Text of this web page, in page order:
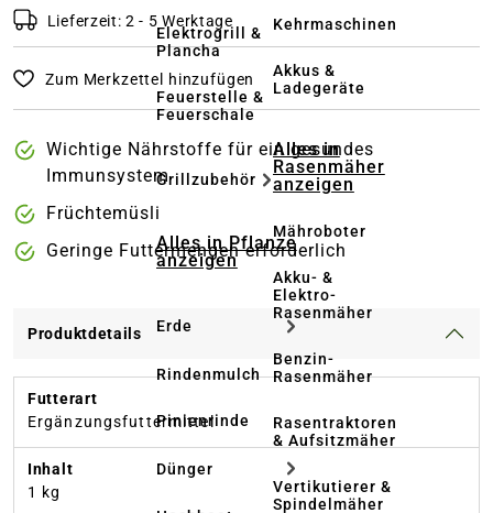
Elektrogrill &
Plancha
Feuerstelle &
Feuerschale
Grillzubehör
Alles in Pflanze
anzeigen
Erde
Rindenmulch
Pinienrinde
Dünger
Kehrmaschinen
Akkus &
Ladegeräte
Alles in
Rasenmäher
anzeigen
Mähroboter
Akku- &
Elektro-
Rasenmäher
Benzin-
Rasenmäher
Rasentraktoren
& Aufsitzmäher
Vertikutierer &
Spindelmäher
Lieferzeit: 2 - 5 Werktage
Zum Merkzettel hinzufügen
Wichtige Nährstoffe für ein gesundes
Immunsystem
Früchtemüsli
Geringe Futtermengen erforderlich
Produktdetails
Futterart
Ergänzungsfuttermittel
Inhalt
1 kg